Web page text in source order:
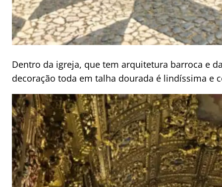
Dentro da igreja, que tem arquitetura barroca e
decoração toda em talha dourada é lindíssima e